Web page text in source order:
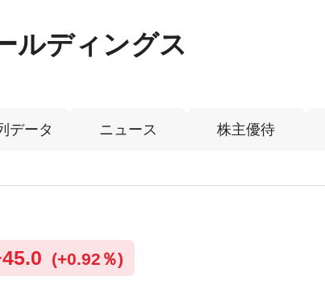
ルディングス
データ ニュース 株主優待
45.0 (+0.92％)